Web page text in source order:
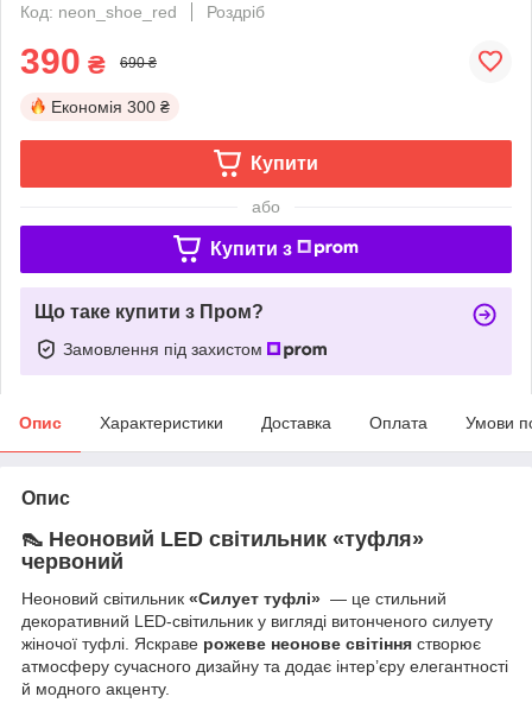
Код: neon_shoe_red
Роздріб
390 ₴ 690 ₴
Економія 300 ₴
Купити
або
Купити з
Що таке купити з Пром?
Замовлення під захистом
Опис Характеристики Доставка Оплата Умови
Опис
👠 Неоновий LED світильник «туфля»
червоний
Неоновий світильник «Силует туфлі» — це стильний
декоративний LED-світильник у вигляді витонченого силуету
жіночої туфлі. Яскраве рожеве неонове світіння створює
атмосферу сучасного дизайну та додає інтер’єру елегантності
й модного акценту.